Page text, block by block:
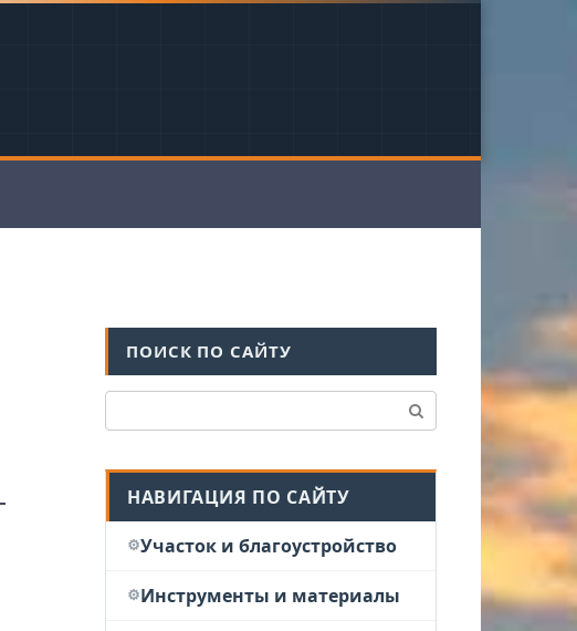
ПОИСК ПО САЙТУ
НАВИГАЦИЯ ПО САЙТУ
Участок и благоустройство
Инструменты и материалы